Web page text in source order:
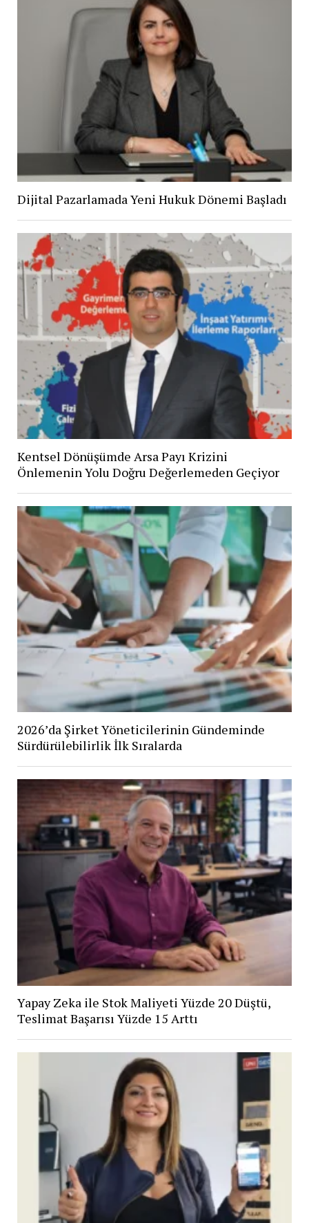
Dijital Pazarlamada Yeni Hukuk Dönemi Başladı
Kentsel Dönüşümde Arsa Payı Krizini
Önlemenin Yolu Doğru Değerlemeden Geçiyor
2026’da Şirket Yöneticilerinin Gündeminde
Sürdürülebilirlik İlk Sıralarda
Yapay Zeka ile Stok Maliyeti Yüzde 20 Düştü,
Teslimat Başarısı Yüzde 15 Arttı